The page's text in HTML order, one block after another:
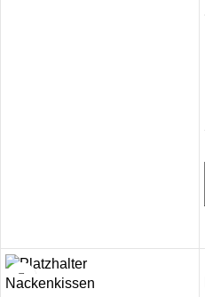
Nackenkissen